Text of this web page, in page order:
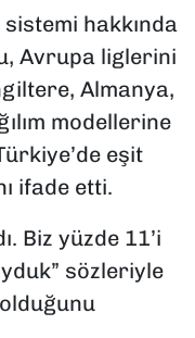
sistemi hakkında
Avrupa liglerini
Almanya,
modellerine
eşit
ifade etti.
Biz yüzde 11’i
sözleriyle